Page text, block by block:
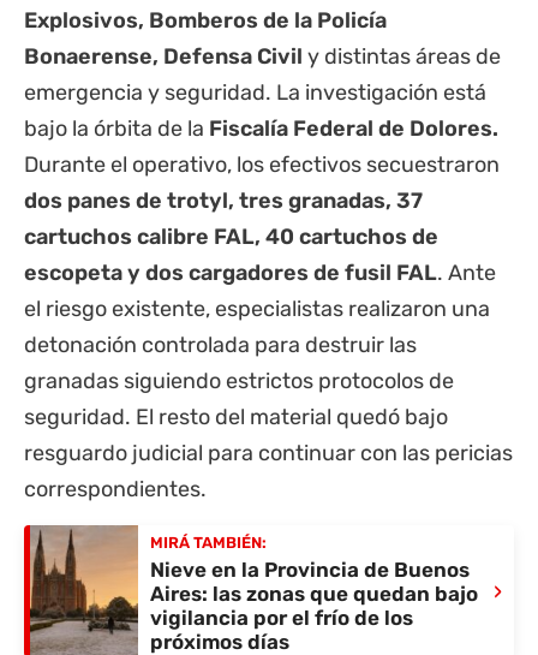
Explosivos, Bomberos de la Policía
Bonaerense, Defensa Civil y distintas áreas de
emergencia y seguridad. La investigación está
bajo la órbita de la Fiscalía Federal de Dolores.
Durante el operativo, los efectivos secuestraron
dos panes de trotyl, tres granadas, 37
cartuchos calibre FAL, 40 cartuchos de
escopeta y dos cargadores de fusil FAL. Ante
el riesgo existente, especialistas realizaron una
detonación controlada para destruir las
granadas siguiendo estrictos protocolos de
seguridad. El resto del material quedó bajo
resguardo judicial para continuar con las pericias
correspondientes.
MIRÁ TAMBIÉN:
Nieve en la Provincia de Buenos
Aires: las zonas que quedan bajo
vigilancia por el frío de los
próximos días
›